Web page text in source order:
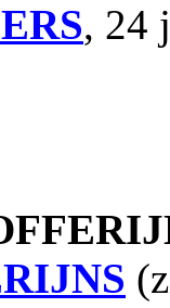
, 24